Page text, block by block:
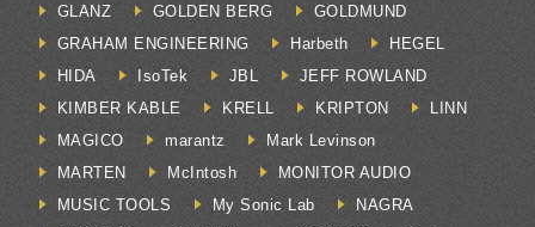
GLANZ
GOLDEN BERG
GOLDMUND
GRAHAM ENGINEERING
Harbeth
HEGEL
HIDA
IsoTek JBL
JEFF ROWLAND
KIMBER KABLE
KRELL KRIPTON
LINN
MAGICO
marantz
Mark Levinson
MARTEN
McIntosh
MONITOR AUDIO
MUSIC TOOLS
My Sonic Lab
NAGRA